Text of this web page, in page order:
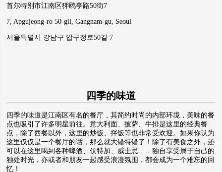
首尔特别市江南区狎鸥亭路50街7
7, Apgujeong-ro 50-gil, Gangnam-gu, Seoul
서울특별시 강남구 압구정로50길 7
四季的味道
四季的味道是江南区有名的餐厅，其简约时尚的内部环境，美味的餐
点也吸引了许多明星前往。意大利面、披萨、牛排是这里的经典餐
点，除了西餐以外，这里的炒饭、拌饭等也非常受欢迎。如果你认为
这里仅仅是一个餐厅的话，那么就大错特错了！除了有美食之外，还
可以在这里喝到各种啤酒、伏特加、威士忌……独自享受属于自己的
独处时光，亦或者和朋友一起感受浪漫氛围，都会成为一个难忘的回
忆！